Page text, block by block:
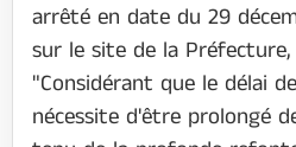
arrêté en date du 29
sur le site de la
"Considérant que le délai
nécessite d'être prolongé